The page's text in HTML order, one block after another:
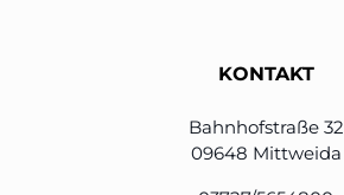
KONTAKT
Bahnhofstraße 32
09648 Mittweida